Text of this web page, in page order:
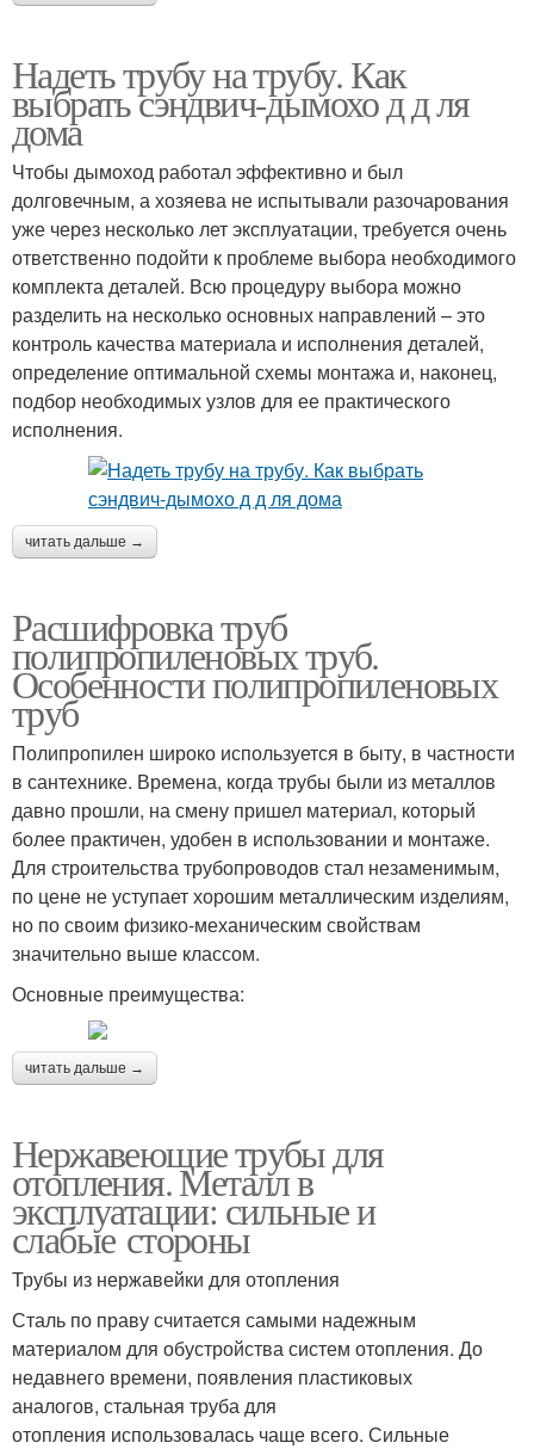
Надеть трубу на трубу. Как
выбрать сэндвич-дымохо д д ля
дома
Чтобы дымоход работал эффективно и был
долговечным, а хозяева не испытывали разочарования
уже через несколько лет эксплуатации, требуется очень
ответственно подойти к проблеме выбора необходимого
комплекта деталей. Всю процедуру выбора можно
разделить на несколько основных направлений – это
контроль качества материала и исполнения деталей,
определение оптимальной схемы монтажа и, наконец,
подбор необходимых узлов для ее практического
исполнения.
читать дальше →
Расшифровка труб
полипропиленовых труб.
Особенности полипропиленовых
труб
Полипропилен широко используется в быту, в частности
в сантехнике. Времена, когда трубы были из металлов
давно прошли, на смену пришел материал, который
более практичен, удобен в использовании и монтаже.
Для строительства трубопроводов стал незаменимым,
по цене не уступает хорошим металлическим изделиям,
но по своим физико-механическим свойствам
значительно выше классом.
Основные преимущества:
читать дальше →
Нержавеющие трубы для
отопления. Металл в
эксплуатации: сильные и
слабые стороны
Трубы из нержавейки для отопления
Сталь по праву считается самыми надежным
материалом для обустройства систем отопления. До
недавнего времени, появления пластиковых
аналогов, стальная труба для
отопления использовалась чаще всего. Сильные